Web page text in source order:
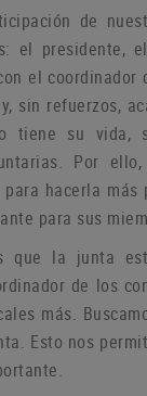
de
el presidente,
el
sin refuerzos,
tiene su
Por
hacerla
para sus
que la junta
de los
más.
Esto nos